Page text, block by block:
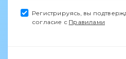
Регистрируясь, вы
согласие с Правилами